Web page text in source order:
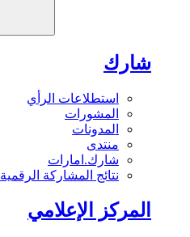
شارك
استطلاعات الرأي
المشورات
المدونات
منتدى
شارك.امارات
نتائج المشاركة الرقمية
المركز الإعلامي